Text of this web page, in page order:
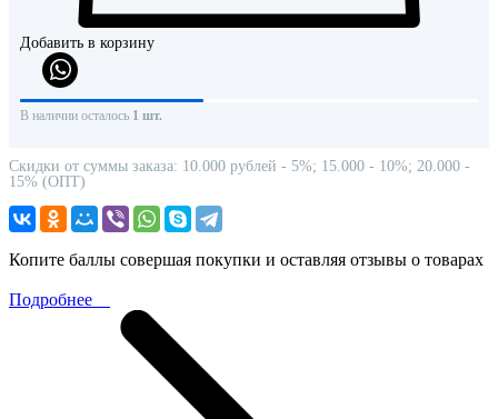
Добавить в корзину
В наличии осталось 1 шт.
Скидки от суммы заказа: 10.000 рублей - 5%; 15.000 - 10%; 20.000 -
15% (ОПТ)
Копите баллы совершая покупки и оставляя отзывы о товарах
Подробнее